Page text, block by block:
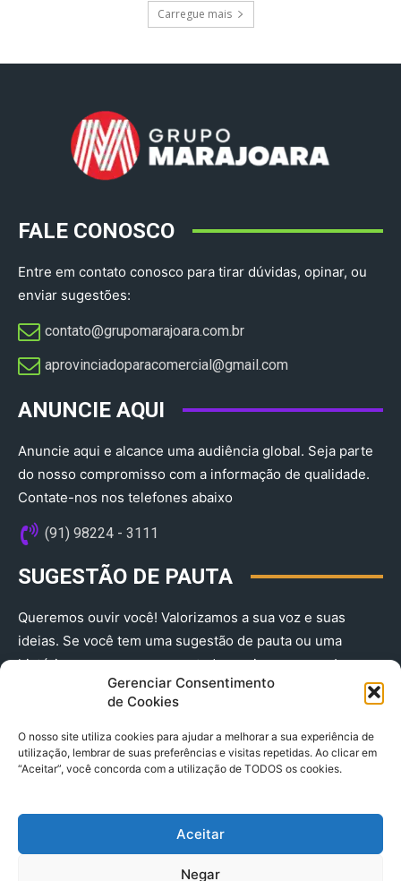
Gerenciar Consentimento
de Cookies
O nosso site utiliza cookies para ajudar a melhorar a sua experiência de
utilização, lembrar de suas preferências e visitas repetidas. Ao clicar em
“Aceitar”, você concorda com a utilização de TODOS os cookies.
Aceitar
Negar
Carregue mais
FALE CONOSCO
Entre em contato conosco para tirar dúvidas, opinar, ou
enviar sugestões:
contato@grupomarajoara.com.br
aprovinciadoparacomercial@gmail.com​
ANUNCIE AQUI
Anuncie aqui e alcance uma audiência global. Seja parte
do nosso compromisso com a informação de qualidade.
Contate-nos nos telefones abaixo
(91) 98224 - 3111
SUGESTÃO DE PAUTA
Queremos ouvir você! Valorizamos a sua voz e suas
ideias. Se você tem uma sugestão de pauta ou uma
história que merece ser contada, envie-nos agora!
(91) 98224 - 3111
© 2025 A Província do Pará CNPJ: 04.901.141/0001-36 End .
Trav. Quintino Bocaiuva 2301, Ed. Rogério Fernandez – Sala